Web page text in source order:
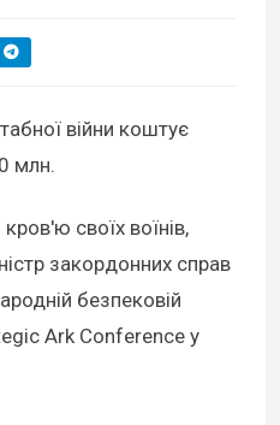
війни коштує
млн.
своїх воїнів,
закордонних справ
безпековій
Ark Conference у